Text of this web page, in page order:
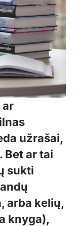
ar
užrašai,
Bet ar tai
sukti
arba kelių,
knyga),